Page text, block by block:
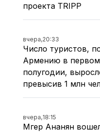
проекта TRIPP
вчера,20:33
Число туристов,
Армению в первом
полугодии,
превысив 1 млн
вчера,18:15
Мгер Ананян